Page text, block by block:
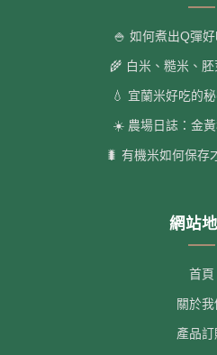
🍚 如何煮出Q彈
🌾 白米、糙米、
💧 宜蘭米好吃的
☀️ 農場日誌：金
🐛 有機米如何保存
網站
首頁
關於我
產品訂